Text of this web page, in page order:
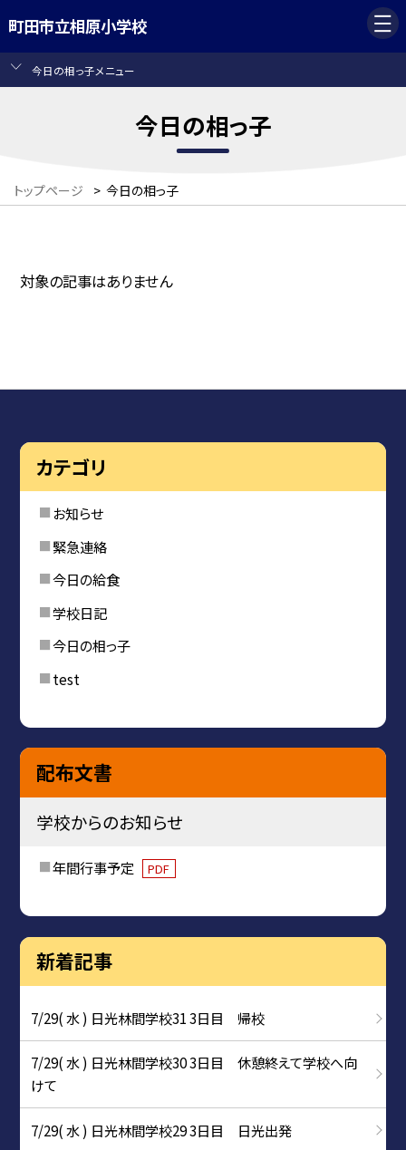
町田市立相原小学校
今日の相っ子メニュー
今日の相っ子
トップページ > 今日の相っ子
対象の記事はありません
カテゴリ
お知らせ
緊急連絡
今日の給食
学校日記
今日の相っ子
test
配布文書
学校からのお知らせ
年間行事予定 PDF
新着記事
7/29( 水 ) 日光林間学校31 3日目 帰校
7/29( 水 ) 日光林間学校30 3日目 休憩終えて学校へ向
けて
7/29( 水 ) 日光林間学校29 3日目 日光出発